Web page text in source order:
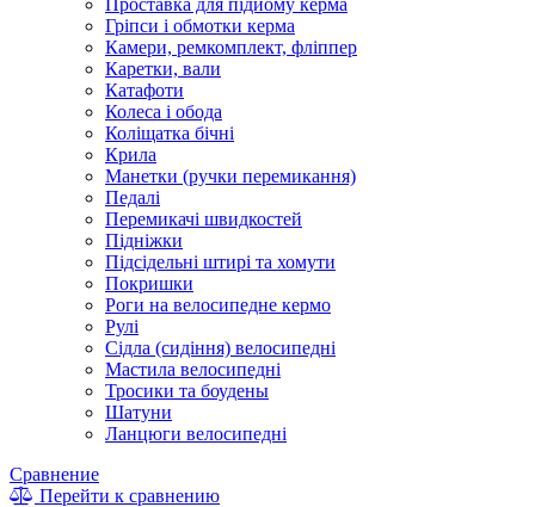
Гріпси і обмотки керма
Камери, ремкомплект, фліппер
Каретки, вали
Катафоти
Колеса і обода
Коліщатка бічні
Крила
Манетки (ручки перемикання)
Педалі
Перемикачі швидкостей
Підніжки
Підсідельні штирі та хомути
Покришки
Роги на велосипедне кермо
Рулі
Сідла (сидіння) велосипедні
Мастила велосипедні
Тросики та боудены
Шатуни
Ланцюги велосипедні
Сравнение
Перейти к сравнению